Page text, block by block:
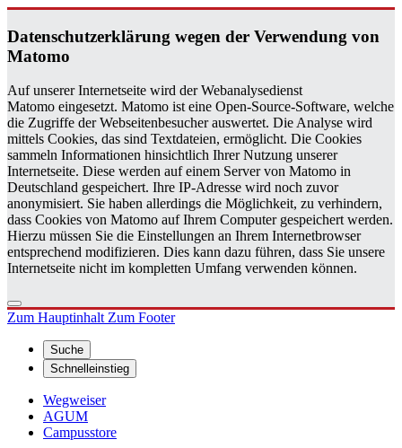
Da­ten­schutz­er­klä­rung wegen der Ver­wen­dung von
Ma­to­mo
Auf unserer Internetseite wird der Webanalysedienst
Matomo eingesetzt. Matomo ist eine Open-Source-Software, welche
die Zugriffe der Webseitenbesucher auswertet. Die Analyse wird
mittels Cookies, das sind Textdateien, ermöglicht. Die Cookies
sammeln Informationen hinsichtlich Ihrer Nutzung unserer
Internetseite. Diese werden auf einem Server von Matomo in
Deutschland gespeichert. Ihre IP-Adresse wird noch zuvor
anonymisiert. Sie haben allerdings die Möglichkeit, zu verhindern,
dass Cookies von Matomo auf Ihrem Computer gespeichert werden.
Hierzu müssen Sie die Einstellungen an Ihrem Internetbrowser
entsprechend modifizieren. Dies kann dazu führen, dass Sie unsere
Internetseite nicht im kompletten Umfang verwenden können.
Zum HauptinhaltZum Footer
Suche
Schnelleinstieg
Wegweiser
AGUM
Campusstore